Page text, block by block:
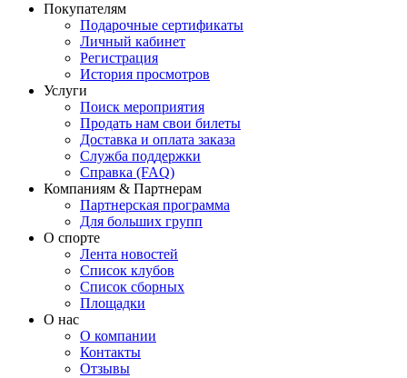
Покупателям
Подарочные сертификаты
Личный кабинет
Регистрация
История просмотров
Услуги
Поиск мероприятия
Продать нам свои билеты
Доставка и оплата заказа
Служба поддержки
Справка (FAQ)
Компаниям & Партнерам
Партнерская программа
Для больших групп
О спорте
Лента новостей
Список клубов
Список сборных
Площадки
О нас
О компании
Контакты
Отзывы